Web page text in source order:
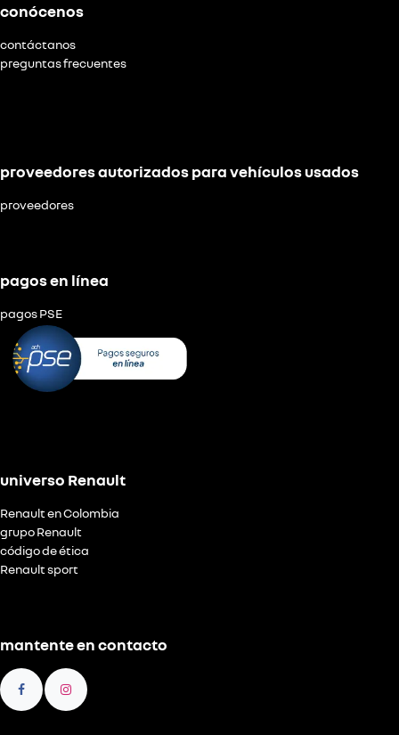
conócenos
contáctanos
preguntas frecuentes
proveedores autorizados para vehículos usados
proveedores
pagos en línea
pagos PSE
universo Renault
Renault en Colombia
grupo Renault
código de ética
Renault sport
mantente en contacto